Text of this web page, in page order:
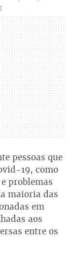
pessoas que
19, como
problemas
maioria das
em
aos
entre os